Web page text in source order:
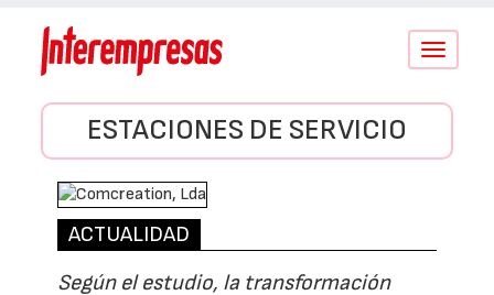
Conmutar
ESTACIONES DE SERVICIO
ACTUALIDAD
Según el estudio, la transformación